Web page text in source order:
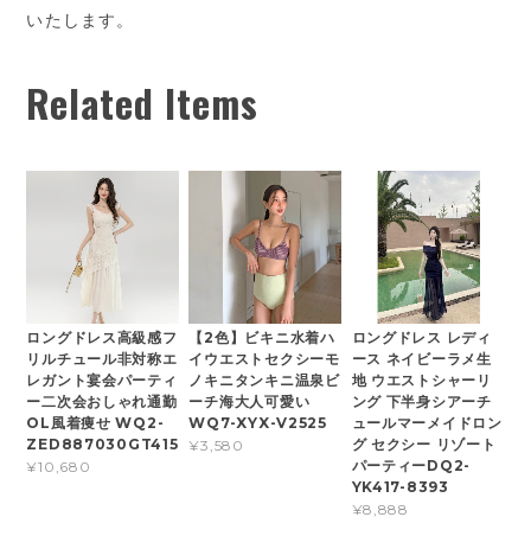
いたします。
Related Items
ロングドレス高級感フ
リルチュール非対称エ
レガント宴会パーティ
ー二次会おしゃれ通勤
OL風着痩せ WQ2-
ZED887030GT415
¥10,680
【2色】ビキニ水着ハ
イウエストセクシーモ
ノキニタンキニ温泉ビ
ーチ海大人可愛い
WQ7-XYX-V2525
¥3,580
ロングドレス レディ
ース ネイビーラメ生
地 ウエストシャーリ
ング 下半身シアーチ
ュールマーメイドロン
グ セクシー リゾート
パーティーDQ2-
YK417-8393
¥8,888